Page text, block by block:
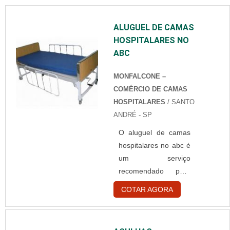
touca branca
descartável em uma
empresa
seus serviços,
consegue encontrar o
site da Best Fabril. É
possível encontrar
capote hospitalar
descartável e gorr...
ALUGUEL DE CAMAS
HOSPITALARES NO
ABC
MONFALCONE –
COMÉRCIO DE CAMAS
HOSPITALARES / SANTO
ANDRÉ - SP
O aluguel de camas
hospitalares no abc é
um serviço
recomendado para
pacientes que
necessitem de
cirurgia ou de uma
COTAR AGORA